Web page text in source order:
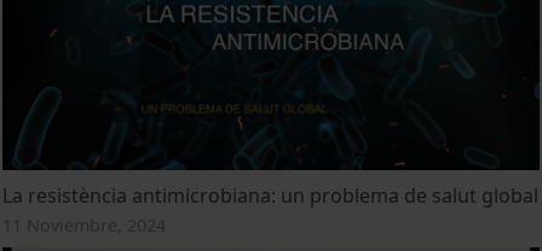
La resistència antimicrobiana: un problema de salut global
11 Noviembre, 2024